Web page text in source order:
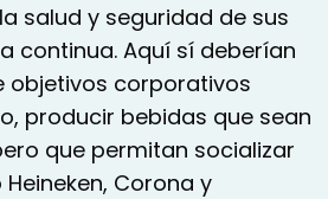
salud y seguridad de sus
continua. Aquí sí deberían
objetivos corporativos
producir bebidas que sean
que permitan socializar
Corona y